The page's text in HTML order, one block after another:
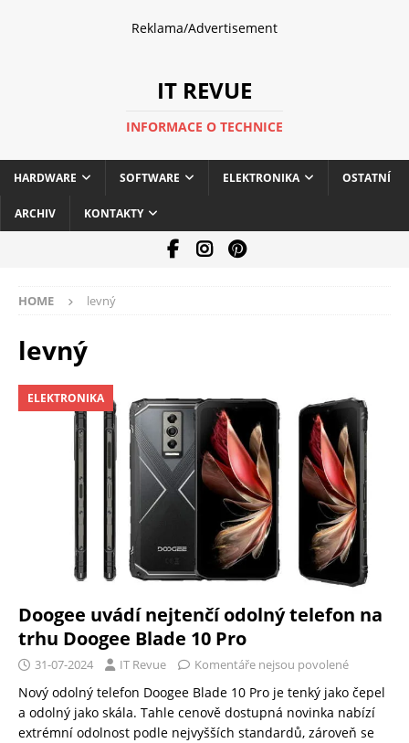
Reklama/Advertisement
IT REVUE
INFORMACE O TECHNICE
HARDWARE SOFTWARE ELEKTRONIKA OSTATNÍ
ARCHIV KONTAKTY
HOME levný
levný
ELEKTRONIKA
Doogee uvádí nejtenčí odolný telefon na
trhu Doogee Blade 10 Pro
31-07-2024 IT Revue Komentáře nejsou povolené
Nový odolný telefon Doogee Blade 10 Pro je tenký jako čepel
a odolný jako skála. Tahle cenově dostupná novinka nabízí
extrémní odolnost podle nejvyšších standardů, zároveň se